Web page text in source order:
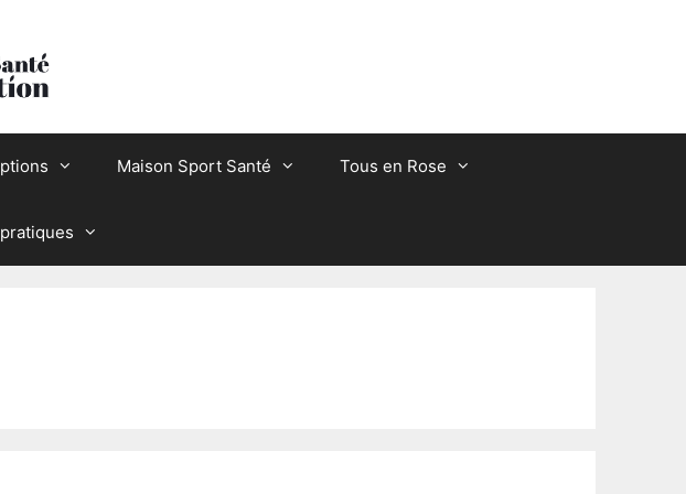
Maison Sport Santé Tous en Rose